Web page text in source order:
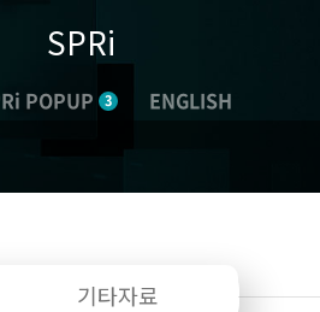
SPRi
POPUP 3 ENGLISH
기타자료